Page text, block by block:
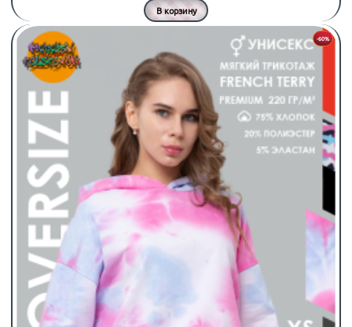
В корзину
-60%